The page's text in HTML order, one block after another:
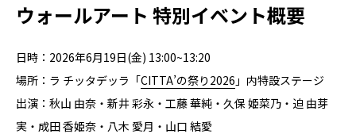
ウォールアート 特別イベント概要
日時：2026年6月19日(金) 13:00~13:20
場所：ラ チッタデッラ「CITTA’の祭り2026 」内特設ステージ
出演：秋山 由奈・新井 彩永・工藤 華純・久保 姫菜乃・迫 由芽
実・成田 香姫奈・八木 愛月・山口 結愛